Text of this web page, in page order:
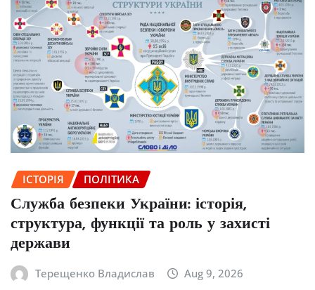
ІСТОРІЯ ПОЛІТИКА
Служба безпеки України: історія,
структура, функції та роль у захисті
держави
Терещенко Владислав Aug 9, 2026